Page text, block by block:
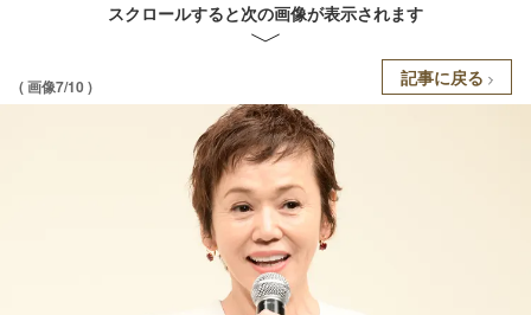
スクロールすると次の画像が表示されます
( 画像7/10 ) 記事に戻る